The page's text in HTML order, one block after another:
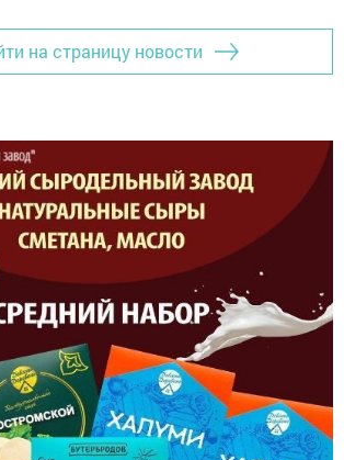
на страницу новости